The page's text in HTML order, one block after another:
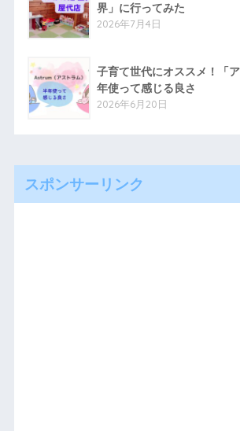
界」に行ってみた
2026年7月4日
子育て世代にオススメ！「
年使って感じる良さ
2026年6月20日
スポンサーリンク